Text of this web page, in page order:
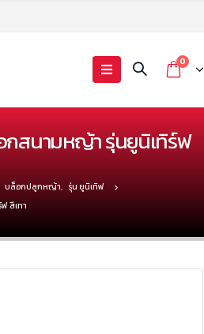
0
กสนามหญ้า รุ่นยูนิเทิร์ฟ
บล็อกปลูกหญ้า, รุ่น ยูนิเทิฟ
สีเทา